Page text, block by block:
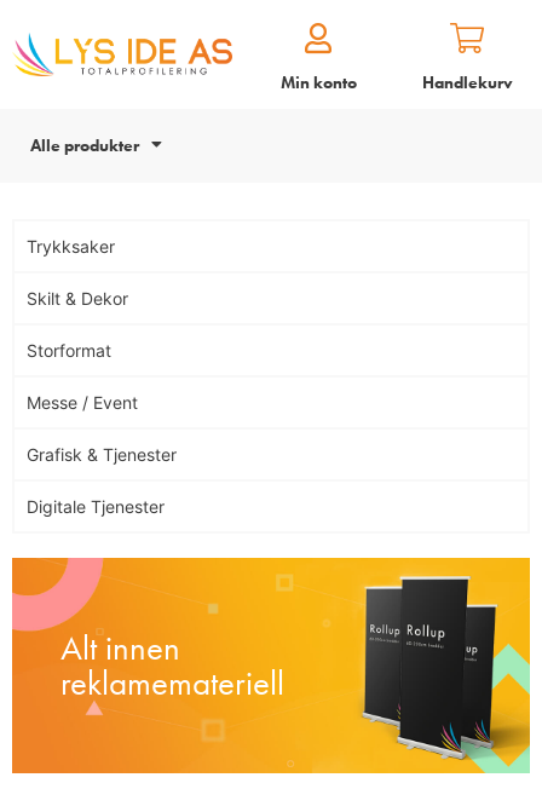
Min konto Handlekurv
Alle produkter
Trykksaker
Skilt & Dekor
Storformat
Messe / Event
Grafisk & Tjenester
Digitale Tjenester
Alt innen
reklamemateriell